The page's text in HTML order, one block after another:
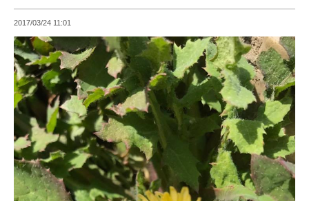
2017/03/24 11:01